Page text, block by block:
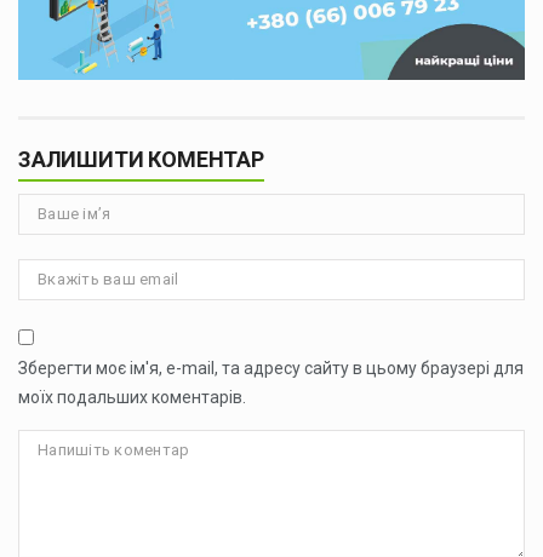
ЗАЛИШИТИ КОМЕНТАР
Зберегти моє ім'я, e-mail, та адресу сайту в цьому браузері для
моїх подальших коментарів.